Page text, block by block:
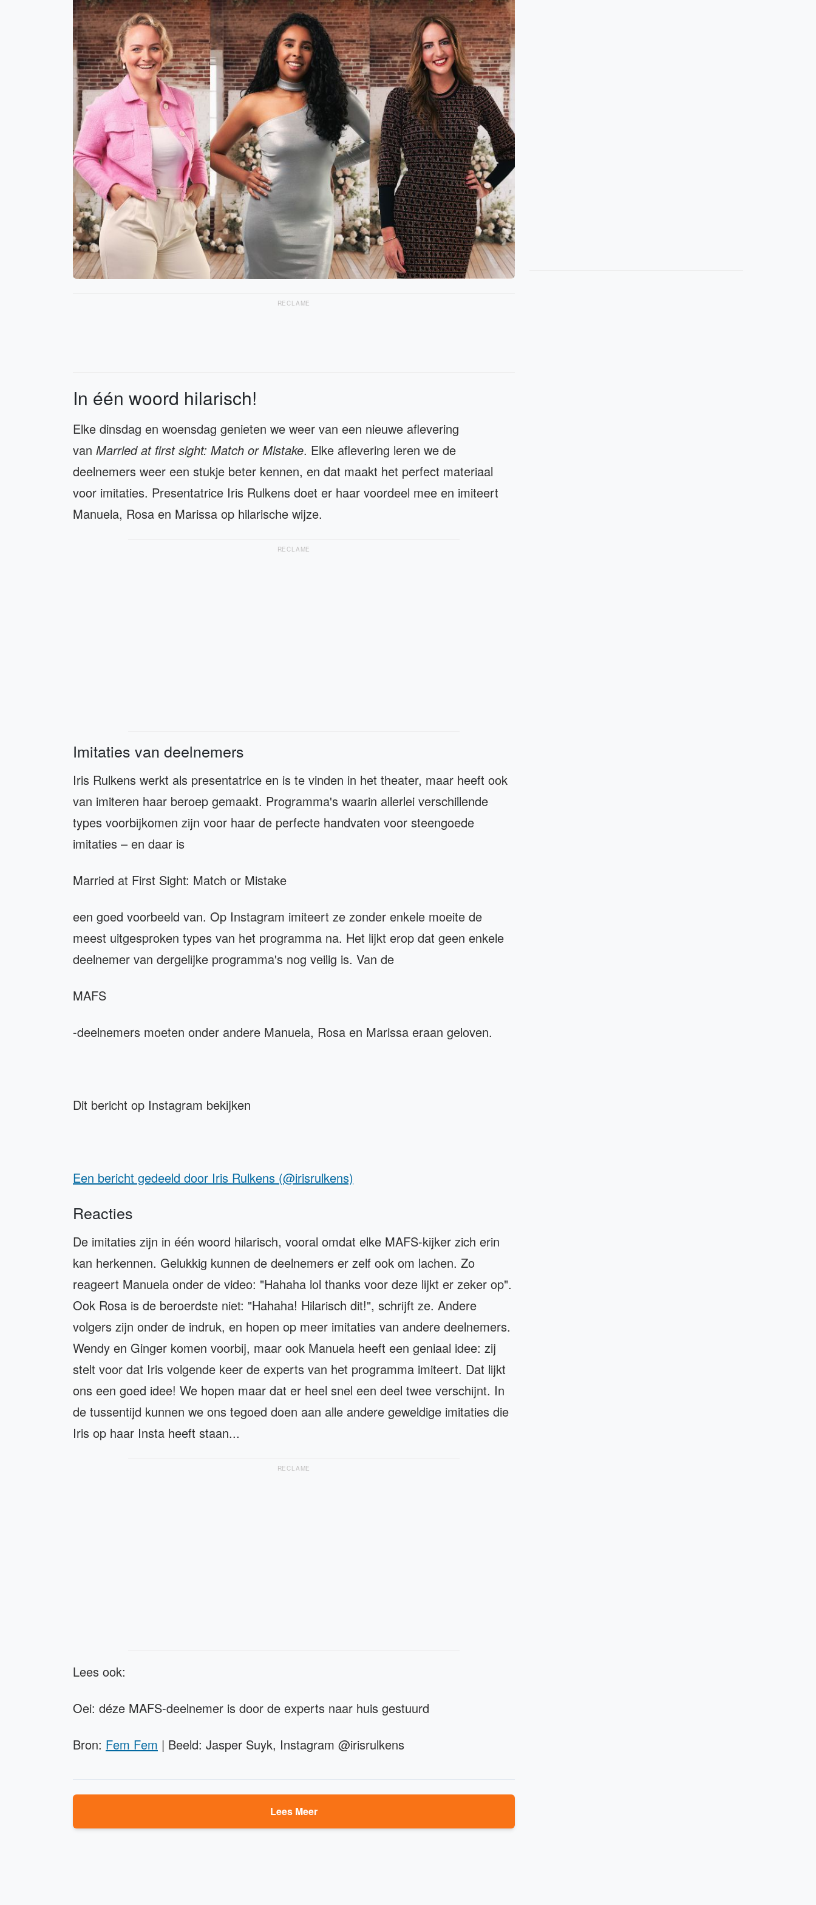
RECLAME
In één woord hilarisch!
Elke dinsdag en woensdag genieten we weer van een nieuwe aflevering
van Married at first sight: Match or Mistake. Elke aflevering leren we de
deelnemers weer een stukje beter kennen, en dat maakt het perfect materiaal
voor imitaties. Presentatrice Iris Rulkens doet er haar voordeel mee en imiteert
Manuela, Rosa en Marissa op hilarische wijze.
RECLAME
Imitaties van deelnemers
Iris Rulkens werkt als presentatrice en is te vinden in het theater, maar heeft ook
van imiteren haar beroep gemaakt. Programma's waarin allerlei verschillende
types voorbijkomen zijn voor haar de perfecte handvaten voor steengoede
imitaties – en daar is
Married at First Sight: Match or Mistake
een goed voorbeeld van. Op Instagram imiteert ze zonder enkele moeite de
meest uitgesproken types van het programma na. Het lijkt erop dat geen enkele
deelnemer van dergelijke programma's nog veilig is. Van de
MAFS
-deelnemers moeten onder andere Manuela, Rosa en Marissa eraan geloven.
Dit bericht op Instagram bekijken
Een bericht gedeeld door Iris Rulkens (@irisrulkens)
Reacties
De imitaties zijn in één woord hilarisch, vooral omdat elke MAFS-kijker zich erin
kan herkennen. Gelukkig kunnen de deelnemers er zelf ook om lachen. Zo
reageert Manuela onder de video: "Hahaha lol thanks voor deze lijkt er zeker op".
Ook Rosa is de beroerdste niet: "Hahaha! Hilarisch dit!", schrijft ze. Andere
volgers zijn onder de indruk, en hopen op meer imitaties van andere deelnemers.
Wendy en Ginger komen voorbij, maar ook Manuela heeft een geniaal idee: zij
stelt voor dat Iris volgende keer de experts van het programma imiteert. Dat lijkt
ons een goed idee! We hopen maar dat er heel snel een deel twee verschijnt. In
de tussentijd kunnen we ons tegoed doen aan alle andere geweldige imitaties die
Iris op haar Insta heeft staan...
RECLAME
Lees ook:
Oei: déze MAFS-deelnemer is door de experts naar huis gestuurd
Bron: Fem Fem | Beeld: Jasper Suyk, Instagram @irisrulkens
Lees Meer